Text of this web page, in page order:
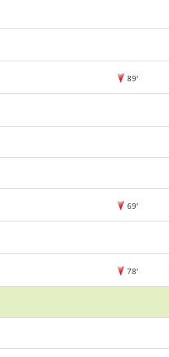
89'
69'
78'